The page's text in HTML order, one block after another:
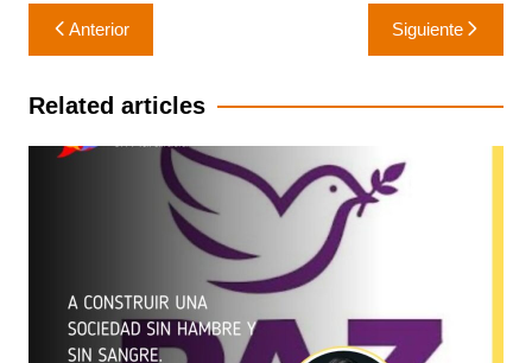
Navegación
de
entradas
Anterior Siguiente
Related articles